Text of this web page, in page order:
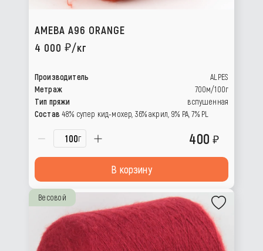
AMEBA A96 ORANGE
4 000
/кг
Производитель
ALPES
Метраж
700м/100г
Тип пряжи
вспушенная
Состав 48% супер кид-мохер, 36% акрил, 9% РА, 7% PL
г 400
В корзину
Весовой